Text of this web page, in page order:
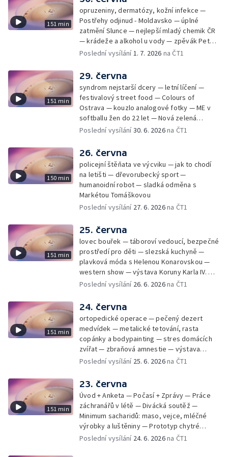
151 min
opruzeniny, dermatózy, kožní infekce —
Postřehy odjinud - Moldavsko — úplné
zatmění Slunce — nejlepší mladý chemik ČR
— krádeže a alkohol u vody — zpěvák Peter
Cmorik
Poslední vysílání1. 7. 2026 na ČT1
151 min
29. června
syndrom nejstarší dcery — letní líčení —
festivalový street food — Colours of
Ostrava — kouzlo analogové fotky — ME v
softballu žen do 22 let — Nová zelená
úsporám — Global Teacher Prize Czech
Poslední vysílání30. 6. 2026na ČT1
150 min
26. června
policejní štěňata ve výcviku — jak to chodí
na letišti — dřevorubecký sport —
humanoidní robot — sladká odměna s
Markétou Tomáškovou
Poslední vysílání 27. 6. 2026na ČT1
151 min
25. června
lovec bouřek — táboroví vedoucí, bezpečné
prostředí pro děti — slezská kuchyně —
plavková móda s Helenou Konarovskou —
western show — výstava Koruny Karla IV. —
mladý lezecký fenomén Josef Šindel
Poslední vysílání 26. 6. 2026na ČT1
151 min
24. června
ortopedické operace — pečený dezert
medvídek — metalické tetování, rasta
copánky a bodypainting — stres domácích
zvířat — zbraňová amnestie — výstava
mikrofotografií rostlin — fenomenální
Poslední vysílání 25. 6. 2026na ČT1
151 min
23. června
Úvod + Anketa — Počasí + Zprávy — Práce
záchranářů v létě — Divácká soutěž —
Minimum sacharidů: maso, vejce, mléčné
výrobky a luštěniny — Prototyp chytré
vložky do bot pro běžce — Anketa +
Poslední vysílání 24. 6. 2026na ČT1